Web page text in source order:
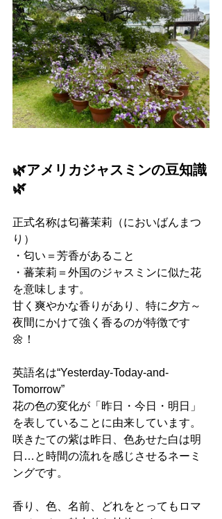
🌿アメリカジャスミンの豆知識
🌿
正式名称は匂蕃茉莉（においばんまつ
り）
・匂い＝芳香があること
・蕃茉莉＝外国のジャスミンに似た花
を意味します。
甘く爽やかな香りがあり、特に夕方～
夜間にかけて強く香るのが特徴です
🌼！
英語名は“Yesterday-Today-and-
Tomorrow”
花の色の変化が「昨日・今日・明日」
を表していることに由来しています。
咲きたての紫は昨日、色あせた白は明
日…と時間の流れを感じさせるネーミ
ングです。
香り、色、名前、どれをとってもロマ